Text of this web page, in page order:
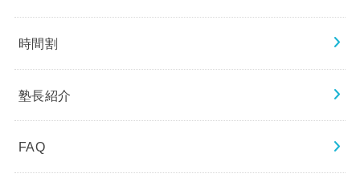
時間割
塾長紹介
FAQ